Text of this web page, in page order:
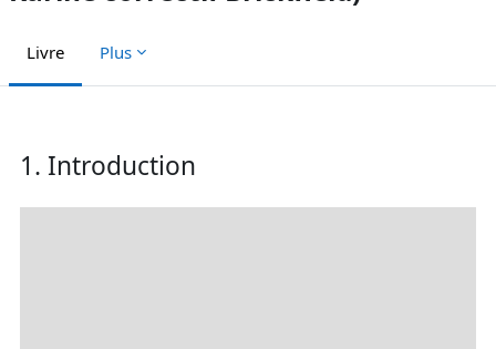
Livre Plus
1. Introduction